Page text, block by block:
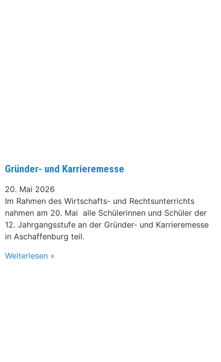
Gründer- und Karrieremesse
20. Mai 2026
Im Rahmen des Wirtschafts- und Rechtsunterrichts
nahmen am 20. Mai alle Schülerinnen und Schüler der
12. Jahrgangsstufe an der Gründer- und Karrieremesse
in Aschaffenburg teil.
Weiterlesen »